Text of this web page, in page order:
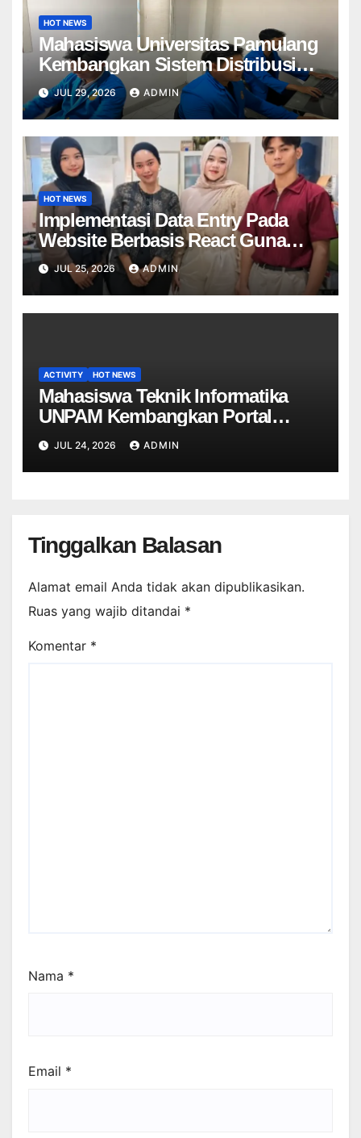
HOT NEWS
Mahasiswa Universitas Pamulang
Kembangkan Sistem Distribusi
Produk Digital Berbasis API dan
Forum Ticketing Menggunakan
Metode SMART pada PT Chika
Mulya Multimedia
JUL 29, 2026 ADMIN
HOT NEWS
Implementasi Data Entry Pada
Website Berbasis React Guna
Meningkatkan Kualitas Data Unit
Di PT Mitra Dekostel Utama
JUL 25, 2026 ADMIN
ACTIVITY HOT NEWS
Mahasiswa Teknik Informatika
UNPAM Kembangkan Portal
Informasi Sekolah Berbasis Web
untuk SDN Curug 4
JUL 24, 2026 ADMIN
Tinggalkan Balasan
Alamat email Anda tidak akan dipublikasikan.
Ruas yang wajib ditandai *
Komentar *
Nama *
Email *